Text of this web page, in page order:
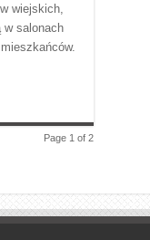
wiejskich,
w salonach
Page 1 of 2